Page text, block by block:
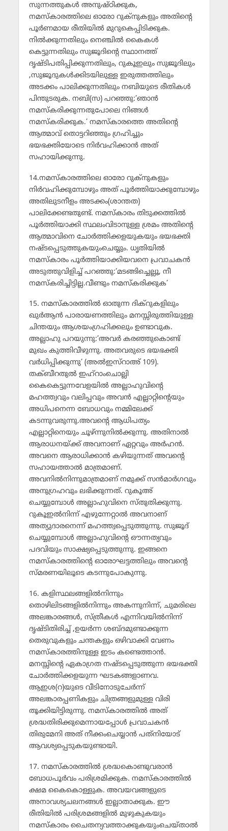
സുന്നത്തുകള്‍ അനുഷ്ഠിക്കുക,
നമസ്‌കാരത്തിലെ ഓരോ റുക്‌നുകളും അതിന്റെ
പൂര്‍ണമായ രീതിയില്‍ മുറുകെപ്പിടിക്കുക.
നില്‍ക്കുന്നതിലും നെഞ്ചില്‍ കൈകള്‍
കെട്ടുന്നതിലും സുജൂദിന്റെ സ്ഥാനത്ത്
ദൃഷ്ടിപതിപ്പിക്കുന്നതിലും, റുകൂഇലും സുജൂദിലും
,സുജൂദുകള്‍ക്കിടയിലുള്ള ഇരുത്തത്തിലും
അടക്കം പാലിക്കുന്നതിലും നബിയുടെ രീതികള്‍
പിന്തുടരുക. നബി(സ) പറഞ്ഞു:’ഞാന്‍
നമസ്‌കരിക്കുന്നതുപോലെ നിങ്ങള്‍
നമസ്‌കരിക്കുക.’ നമസ്‌കാരത്തെ അതിന്റെ
ആത്മാവ് തൊട്ടറിഞ്ഞും ഗ്രഹിച്ചും
ഭയഭക്തിയോടെ നിര്‍വഹിക്കാന്‍ അത്
സഹായിക്കുന്നു.
14.നമസ്‌കാരത്തിലെ ഓരോ റുക്‌നുകളും
നിര്‍വഹിക്കുമ്പോഴും അത് പൂര്‍ത്തിയാക്കുമ്പോഴും
അതിലുടനീളം അടക്കം(ശാന്തത)
പാലിക്കേണ്ടതുണ്ട്. നമസ്‌കാരം തിടുക്കത്തില്‍
പൂര്‍ത്തിയാക്കി സ്ഥലംവിടാനുള്ള ശ്രമം അതിന്റെ
ആത്മാവിനെ ചോര്‍ത്തിക്കളയുകയും ഭയഭക്തി
നഷ്ടപ്പെടുത്തുകയുംചെയ്യും. ധൃതിയില്‍
നമസ്‌കാരം പൂര്‍ത്തിയാക്കിയവനെ പ്രവാചകന്‍
അടുത്തുവിളിച്ച് പറഞ്ഞു:’മടങ്ങിച്ചെല്ലൂ, നീ
നമസ്‌കരിച്ചിട്ടില്ല.വീണ്ടും നമസ്‌കരിക്കുക’
15. നമസ്‌കാരത്തില്‍ ഓതുന്ന ദിക്‌റുകളിലും
ഖുര്‍ആന്‍ പാരായണത്തിലും മനസ്സിരുത്തിയുള്ള
ചിന്തയും ആശയംഗ്രഹിക്കലും ഉണ്ടാവുക.
അല്ലാഹു പറയുന്നു:’അവര്‍ കരഞ്ഞുകൊണ്ട്
മുഖം കുത്തിവീഴുന്നു. അതവരുടെ ഭയഭക്തി
വര്‍ധിപ്പിക്കുന്നു’ (അല്‍ഇസ്‌റാഅ് 109).
തക്ബീറതുല്‍ ഇഹ്‌റാംചൊല്ലി
കൈകെട്ടുന്നവേളയില്‍ അല്ലാഹുവിന്റെ
മഹത്ത്വവും വലിപ്പവും അവന്‍ എല്ലാറ്റിന്റെയും
അധിപനെന്ന ബോധവും നമ്മിലേക്ക്
കടന്നുവരുന്നു.അവന്റെ ആധിപത്യം
എല്ലാറ്റിനെയും ചൂഴ്ന്നുനില്‍ക്കുന്നു. അതിനാല്‍
ആരാധനയ്ക്ക് അവനാണ് ഏറ്റവും അര്‍ഹന്‍.
അവനെ ആരാധിക്കാന്‍ കഴിയുന്നത് അവന്റെ
സഹായത്താല്‍ മാത്രമാണ്.
അവനില്‍നിന്നുമാത്രമാണ് നമുക്ക് സന്‍മാര്‍ഗവും
അനുഗ്രഹവും ലഭിക്കുന്നത്. റുകൂഅ്
ചെയ്യുമ്പോള്‍ അല്ലാഹുവിനെ സ്തുതിക്കുന്നു.
റുകൂഇല്‍നിന്ന് എഴുന്നേറ്റാല്‍ അവനാണ്
അത്യുദാരനെന്ന് മഹത്ത്വപ്പെടുത്തുന്നു. സുജൂദ്
ചെയ്യുമ്പോള്‍ അല്ലാഹുവിന്റെ ഔന്നത്യവും
പദവിയും സാക്ഷ്യപ്പെടുത്തുന്നു. ഇങ്ങനെ
നമസ്‌കാരത്തിന്റെ ഓരോഘട്ടത്തിലും അവന്റെ
സ്മരണയിലൂടെ കടന്നുപോകുന്നു.
16. കളിസ്ഥലങ്ങളില്‍നിന്നും
തൊഴിലിടങ്ങളില്‍നിന്നും അകന്നുനിന്ന്, ചുമരിലെ
അലങ്കാരങ്ങള്‍, സ്ത്രീകള്‍ എന്നിവയില്‍നിന്ന്
ദൃഷ്ടിതിരിച്ച് ,ഉയര്‍ന്ന ശബ്ദമുണ്ടാക്കുന്ന
തെരുവുകളും ചന്തകളും ഒഴിവാക്കി വേണം
നമസ്‌കാരത്തിനുള്ള ഇടം കണ്ടെത്താന്‍.
മനസ്സിന്റെ ഏകാഗ്രത നഷ്ടപ്പെടുത്തുന്ന ഭയഭക്തി
ചോര്‍ത്തിക്കളയുന്ന ഘടകങ്ങളാണവ.
ആഇശ(റ)യുടെ വീടിനോടുചേര്‍ന്ന്
അലങ്കാരപ്പണികളും ചിത്രങ്ങളുമുള്ള വിരി
തൂക്കിയിട്ടിരുന്നു. നമസ്‌കാരത്തില്‍ അത്
ശ്രദ്ധതിരിക്കുമെന്നായപ്പോള്‍ പ്രവാചകന്‍
തിരുമേനി അത് നീക്കംചെയ്യാന്‍ പത്‌നിയോട്
ആവശ്യപ്പെടുകയുണ്ടായി.
17. നമസ്‌കാരത്തില്‍ ശ്രദ്ധകൊണ്ടുവരാന്‍
ബോധപൂര്‍വം പരിശ്രമിക്കുക. നമസ്‌കാരത്തില്‍
ക്ഷമ കൈകൊള്ളുക. അവയവങ്ങളുടെ
അനാവശ്യചലനങ്ങള്‍ ഇല്ലാതാക്കുക. ഈ
രീതിയില്‍ പരിശ്രമങ്ങളില്‍ മുഴുകുകയും
നമസ്‌കാരം ചൈതന്യവത്താക്കുകയുംചെയ്താല്‍